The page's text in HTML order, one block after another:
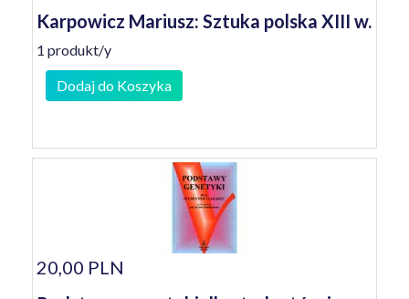
Karpowicz Mariusz: Sztuka polska XIII w.
1 produkt/y
Dodaj do Koszyka
20,00 PLN